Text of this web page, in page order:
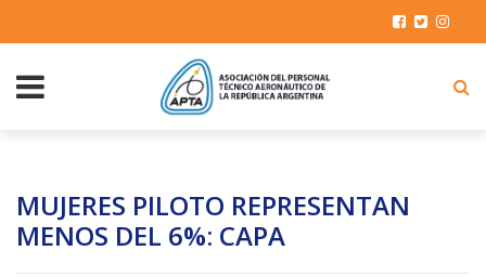
MUJERES PILOTO REPRESENTAN
MENOS DEL 6%: CAPA